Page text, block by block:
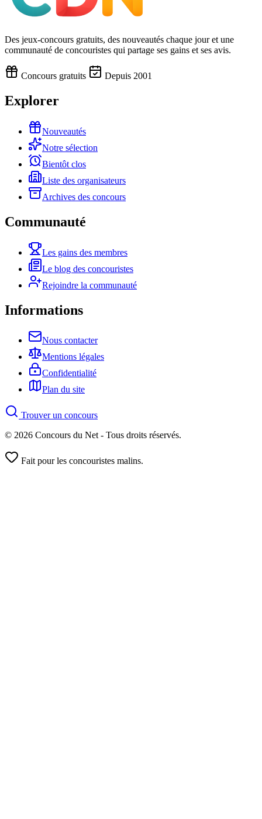
Des jeux-concours gratuits, des nouveautés chaque jour et une
communauté de concouristes qui partage ses gains et ses avis.
Concours gratuits Depuis 2001
Explorer
Nouveautés
Notre sélection
Bientôt clos
Liste des organisateurs
Archives des concours
Communauté
Les gains des membres
Le blog des concouristes
Rejoindre la communauté
Informations
Nous contacter
Mentions légales
Confidentialité
Plan du site
Trouver un concours
© 2026 Concours du Net - Tous droits réservés.
Fait pour les concouristes malins.